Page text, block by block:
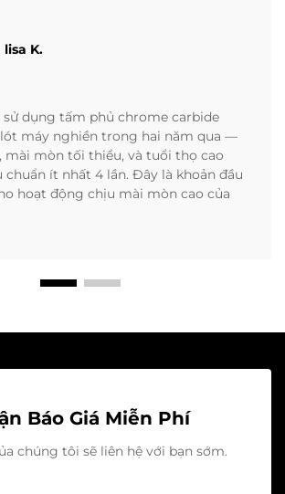
lisa K.
dụng tấm phủ chrome carbide
máy nghiền trong hai năm qua —
mài mòn tối thiểu, và tuổi thọ cao
chuẩn ít nhất 4 lần. Đây là khoản đầu
hoạt động chịu mài mòn cao của
Báo Giá Miễn Phí
chúng tôi sẽ liên hệ với bạn sớm.